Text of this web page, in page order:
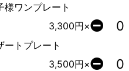
様ワンプレート
3,300円×
ートプレート
3,500円×